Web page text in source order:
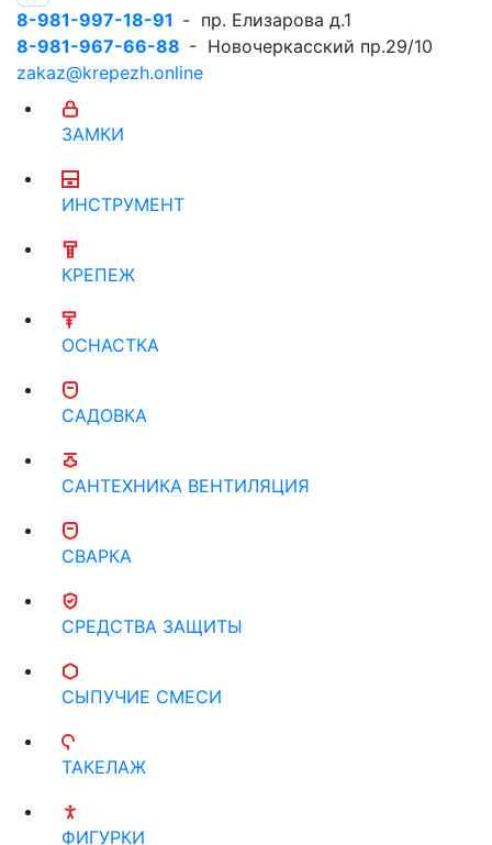
8-981-997-18-91 - пр. Елизарова д.1
8-981-967-66-88 - Новочеркасский пр.29/10
zakaz@krepezh.online
ЗАМКИ
ИНСТРУМЕНТ
КРЕПЕЖ
ОСНАСТКА
САДОВКА
САНТЕХНИКА ВЕНТИЛЯЦИЯ
СВАРКА
СРЕДСТВА ЗАЩИТЫ
СЫПУЧИЕ СМЕСИ
ТАКЕЛАЖ
ФИГУРКИ